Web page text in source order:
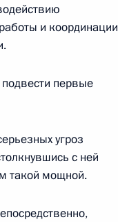
и координации
первые
угроз
с ней
такой мощной.